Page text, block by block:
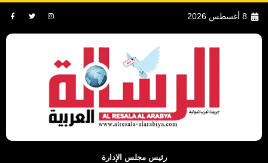
8 أغسطس 2026
رئيس مجلس الإدارة